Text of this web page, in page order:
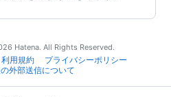
Hatena. All Rights Reserved.
利用規約
プライバシーポリシー
外部送信について